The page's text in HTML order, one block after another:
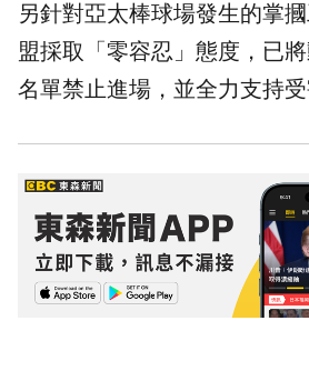
另針對亞太棒球場發生的掌
盟採取「零容忍」態度，已
名單禁止進場，並全力支持受